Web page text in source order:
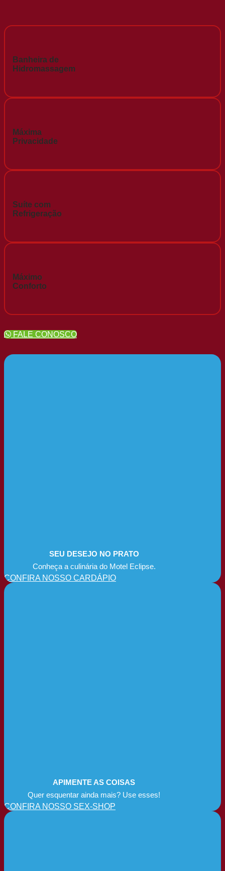
Banheira de
Hidromassagem
Máxima
Privacidade
Suíte com
Refrigeração
Máximo
Conforto
FALE CONOSCO
SEU DESEJO NO PRATO
Conheça a culinária do Motel Eclipse.
CONFIRA NOSSO CARDÁPIO
APIMENTE AS COISAS
Quer esquentar ainda mais? Use esses!
CONFIRA NOSSO SEX-SHOP